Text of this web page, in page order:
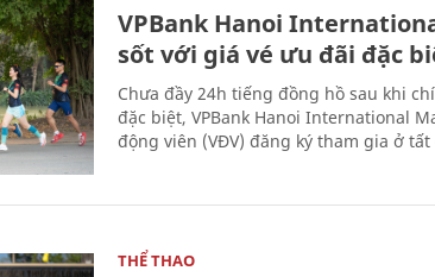
VPBank Hanoi
sốt với giá vé ưu đãi đặc
Chưa đầy 24h tiếng đồng hồ sau khi
đặc biệt, VPBank Hanoi International
động viên (VĐV) đăng ký tham gia ở tất
THỂ THAO